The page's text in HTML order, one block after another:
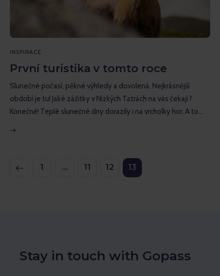
INSPIRACE
První turistika v tomto roce
Slunečné počasí, pěkné výhledy a dovolená. Nejkrásnější
období je tu! Jaké zážitky v Nízkých Tatrách na vás čekají?
Konečně! Teplé slunečné dny dorazily i na vrcholky hor. A to…
1 … 11 12 13
Stay in touch with Gopass